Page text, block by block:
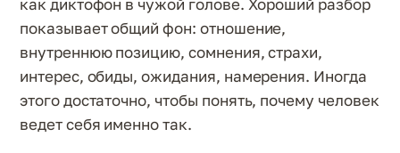
как диктофон в чужой голове. Хороший разбор
показывает общий фон: отношение,
внутреннюю позицию, сомнения, страхи,
интерес, обиды, ожидания, намерения. Иногда
этого достаточно, чтобы понять, почему человек
ведет себя именно так.